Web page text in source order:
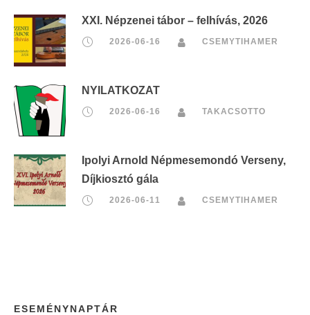
XXI. Népzenei tábor – felhívás, 2026
2026-06-16 CSEMYTIHAMER
NYILATKOZAT
2026-06-16 TAKACSOTTO
Ipolyi Arnold Népmesemondó Verseny,
Díjkiosztó gála
2026-06-11 CSEMYTIHAMER
ESEMÉNYNAPTÁR